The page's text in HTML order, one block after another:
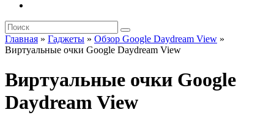
Главная » Гаджеты » Обзор Google Daydream View »
Виртуальные очки Google Daydream View
Виртуальные очки Google
Daydream View